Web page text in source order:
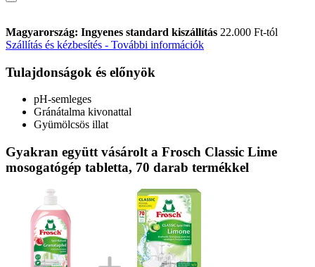
Magyarország: Ingyenes standard kiszállítás 22.000 Ft-tól
Szállítás és kézbesítés - További információk
Tulajdonságok és előnyök
pH-semleges
Gránátalma kivonattal
Gyümölcsös illat
Gyakran együtt vásárolt a Frosch Classic Lime
mosogatógép tabletta, 70 darab termékkel